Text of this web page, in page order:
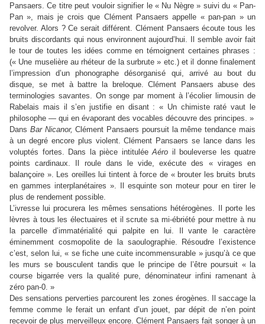
Pansaers. Ce titre peut vouloir signifier le « Nu Nègre » suivi du « Pan-
Pan », mais je crois que Clément Pansaers appelle « pan-pan » un
revolver. Alors ? Ce serait différent. Clément Pansaers écoute tous les
bruits discordants qui nous environnent aujourd’hui. Il semble avoir fait
le tour de toutes les idées comme en témoignent certaines phrases :
(« Une muselière au rhéteur de la surbrute » etc.) et il donne finalement
l’impression d’un phonographe désorganisé qui, arrivé au bout du
disque, se met à battre la breloque. Clément Pansaers abuse des
terminologies savantes. On songe par moment à l’écolier limousin de
Rabelais mais il s’en justifie en disant : « Un chimiste raté vaut le
philosophe — qui en évaporant des vocables découvre des principes. »
Dans Bar Nicanor, Clément Pansaers poursuit la même tendance mais
à un degré encore plus violent. Clément Pansaers se lance dans les
voluptés fortes. Dans la pièce intituléeAéro il bouleverse les quatre
points cardinaux. Il roule dans le vide, exécute des « virages en
balançoire ». Les oreilles lui tintent à force de « brouter les bruits bruts
en gammes interplanétaires ». Il esquinte son moteur pour en tirer le
plus de rendement possible.
L’ivresse lui procurera les mêmes sensations hétérogènes. Il porte les
lèvres à tous les électuaires et il scrute sa mi-ébriété pour mettre à nu
la parcelle d’immatérialité qui palpite en lui. Il vante le caractère
éminemment cosmopolite de la saoulographie. Résoudre l’existence
c’est, selon lui, « se fiche une cuite incommensurable » jusqu’à ce que
les murs se bousculent tandis que le principe de l’être poursuit « la
course bigarrée vers la qualité pure, dénominateur infini ramenant à
zéro pan-0. »
Des sensations perverties parcourent les zones érogènes. Il saccage la
femme comme le ferait un enfant d’un jouet, par dépit de n’en point
recevoir de plus merveilleux encore. Clément Pansaers fait songer à un